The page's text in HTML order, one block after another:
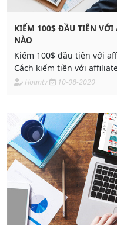
KIẾM 100$ ĐẦU TIÊN VỚI
NÀO
Kiếm 100$ đầu tiên với
Cách kiếm tiền với
Có người đạt 1000-2000$/
Hoantv 10-08-2020